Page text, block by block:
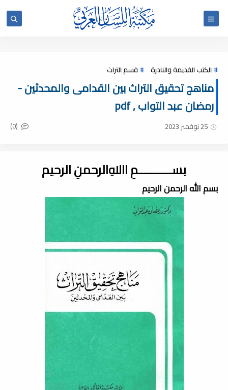
الكتب القديمة والنادرة قسم التراث
مناهج تحقيق التراث بين القدامى والمحدثين -
رمضان عبد التواب , pdf
25 نوفمبر 2023 (0)
بســـــــــــمِ اﷲِالرحمنِ الرحيم
بسم الله الرحمن الرحيم